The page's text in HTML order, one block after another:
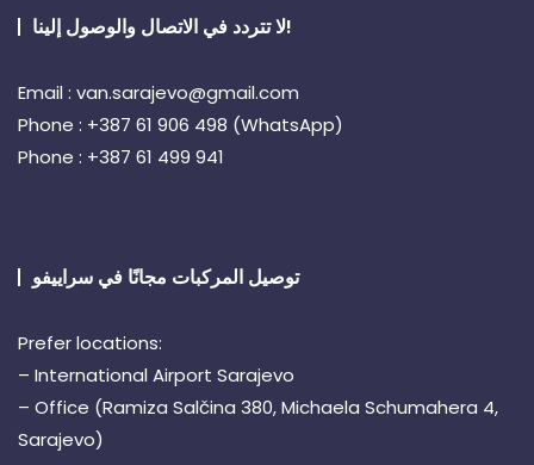
لا تتردد في الاتصال والوصول إلينا!
Email : van.sarajevo@gmail.com
Phone : +387 61 906 498 (WhatsApp)
Phone : +387 61 499 941
توصيل المركبات مجانًا في سراييفو
Prefer locations:
– International Airport Sarajevo
– Office (Ramiza Salčina 380, Michaela Schumahera 4,
Sarajevo)